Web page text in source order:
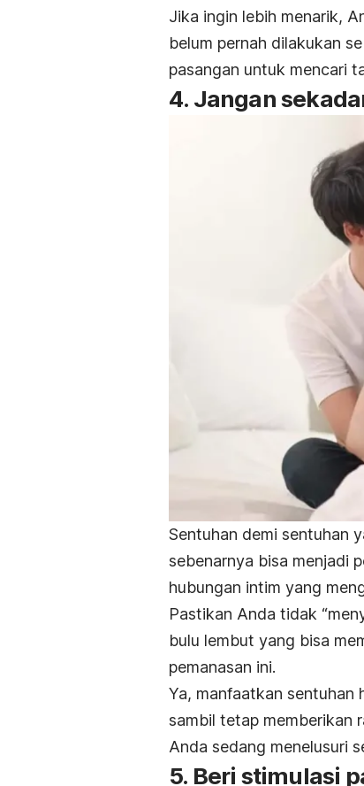
Jika ingin lebih menarik,
belum pernah dilakukan
pasangan untuk mencari
4. Jangan
Sentuhan demi sentuhan
sebenarnya bisa menjadi
hubungan intim yang
Pastikan Anda tidak
bulu lembut yang bisa
pemanasan ini.
Ya, manfaatkan sentuhan
sambil tetap memberikan
Anda sedang menelusuri
5. Beri stimulasi